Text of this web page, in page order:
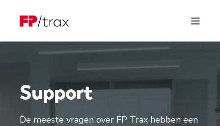
Support
De meeste vragen over FP Trax hebben een